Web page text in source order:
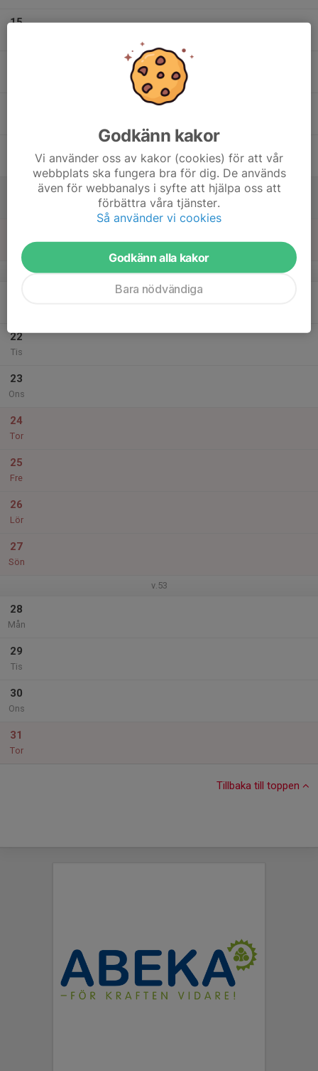
15
Sön
v.52
22
Tis
23
Ons
24
Tor
25
Fre
26
Lör
27
Sön
v.53
28
Mån
29
Tis
30
Ons
31
Tor
Tillbaka till toppen
Godkänn kakor
Vi använder oss av kakor (cookies) för att vår
webbplats ska fungera bra för dig. De används
även för webbanalys i syfte att hjälpa oss att
förbättra våra tjänster.
Så använder vi cookies
Godkänn alla kakor
Bara nödvändiga